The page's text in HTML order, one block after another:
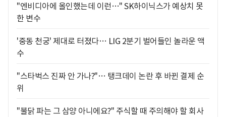
"엔비디아에 올인했는데 이런…" SK하이닉스가 예상치 못
한 변수
'중동 천궁' 제대로 터졌다… LIG 2분기 벌어들인 놀라운 액
수
"스타벅스 진짜 안 가나?"… 탱크데이 논란 후 바뀐 결제 순
위
"불닭 파는 그 삼양 아니에요?" 주식할 때 주의해야 할 회사